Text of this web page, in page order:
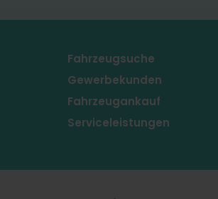
Fahrzeugsuche
Gewerbekunden
Fahrzeugankauf
Serviceleistungen